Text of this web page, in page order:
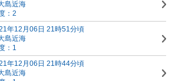
島近海
：2
年12月06日 21時51分頃
島近海
：1
年12月06日 21時44分頃
島近海